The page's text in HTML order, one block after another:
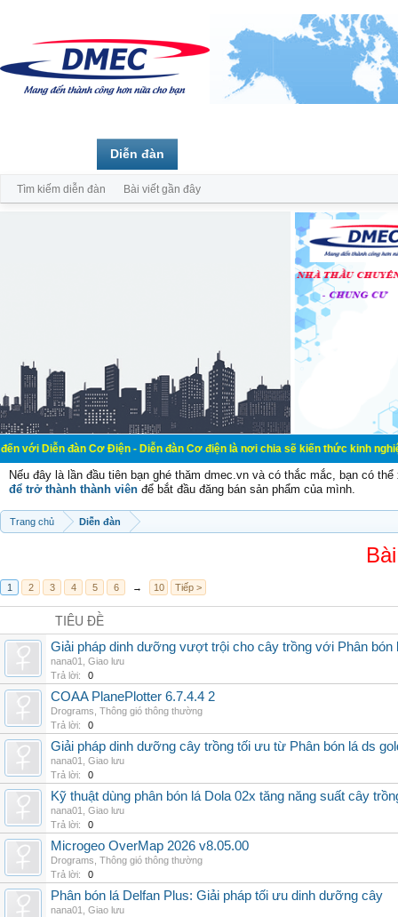
đàn Cơ Điện - Diễn đàn Cơ điện là nơi chia sẽ kiến thức kinh nghiệm
Nếu đây là lần đầu tiên bạn ghé thăm dmec.vn và có thắc mắc, bạn có
để trở thành thành viên để bắt đầu đăng bán sản phẩm của mình.
Trang chủ Diễn đàn
1 2 3 4 5 6 → 10 Tiếp >
TIÊU ĐỀ
Giải pháp dinh dưỡng vượt trội cho cây trồng với Phân bón
nana01
Giao lưu
Trả lời:
0
COAA PlanePlotter 6.7.4.4 2
Drograms Thông gió thông thường
Trả lời:
0
Giải pháp dinh dưỡng cây trồng tối ưu từ Phân bón lá ds
nana01
Giao lưu
Trả lời:
0
Kỹ thuật dùng phân bón lá Dola 02x tăng năng suất cây
nana01
Giao lưu
Trả lời:
0
Microgeo OverMap 2026 v8.05.00
Drograms Thông gió thông thường
Trả lời:
0
Phân bón lá Delfan Plus: Giải pháp tối ưu dinh dưỡng cây
nana01
Giao lưu
Diễn đàn
Tìm kiếm diễn đàn Bài viết gần đây